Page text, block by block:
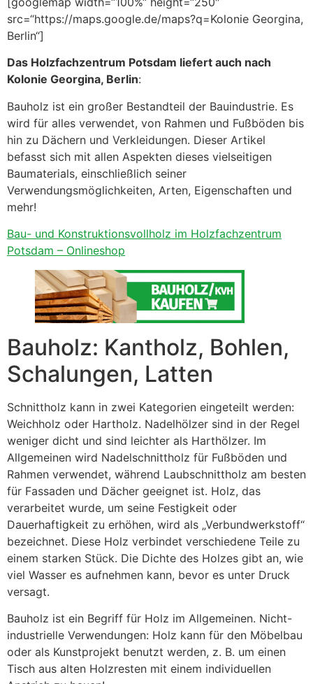
src=“https://maps.google.de/maps?q=Kolonie Georgina,
Berlin“]
Das Holzfachzentrum Potsdam liefert auch nach
Kolonie Georgina, Berlin:
Bauholz ist ein großer Bestandteil der Bauindustrie. Es
wird für alles verwendet, von Rahmen und Fußböden bis
hin zu Dächern und Verkleidungen. Dieser Artikel
befasst sich mit allen Aspekten dieses vielseitigen
Baumaterials, einschließlich seiner
Verwendungsmöglichkeiten, Arten, Eigenschaften und
mehr!
Bau- und Konstruktionsvollholz im Holzfachzentrum
Potsdam – Onlineshop
Bauholz: Kantholz, Bohlen,
Schalungen, Latten
Schnittholz kann in zwei Kategorien eingeteilt werden:
Weichholz oder Hartholz. Nadelhölzer sind in der Regel
weniger dicht und sind leichter als Harthölzer. Im
Allgemeinen wird Nadelschnittholz für Fußböden und
Rahmen verwendet, während Laubschnittholz am besten
für Fassaden und Dächer geeignet ist. Holz, das
verarbeitet wurde, um seine Festigkeit oder
Dauerhaftigkeit zu erhöhen, wird als „Verbundwerkstoff“
bezeichnet. Diese Holz verbindet verschiedene Teile zu
einem starken Stück. Die Dichte des Holzes gibt an, wie
viel Wasser es aufnehmen kann, bevor es unter Druck
versagt.
Bauholz ist ein Begriff für Holz im Allgemeinen. Nicht-
industrielle Verwendungen: Holz kann für den Möbelbau
oder als Kunstprojekt benutzt werden, z. B. um einen
Tisch aus alten Holzresten mit einem individuellen